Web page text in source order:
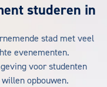
studeren in
stad met veel
evenementen.
voor studenten
opbouwen.